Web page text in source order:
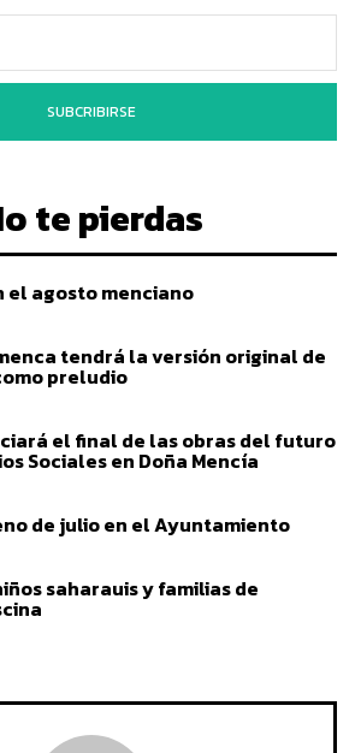
SUBCRIBIRSE
te pierdas
el agosto menciano
tendrá la versión original de
preludio
el final de las obras del futuro
Sociales en Doña Mencía
de julio en el Ayuntamiento
saharauis y familias de